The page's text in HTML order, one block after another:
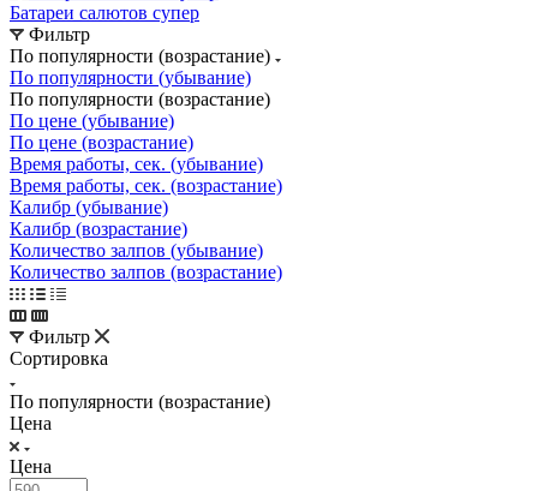
Батареи салютов супер
Фильтр
По популярности (возрастание)
По популярности (убывание)
По популярности (возрастание)
По цене (убывание)
По цене (возрастание)
Время работы, сек. (убывание)
Время работы, сек. (возрастание)
Калибр (убывание)
Калибр (возрастание)
Количество залпов (убывание)
Количество залпов (возрастание)
Фильтр
Сортировка
По популярности (возрастание)
Цена
Цена